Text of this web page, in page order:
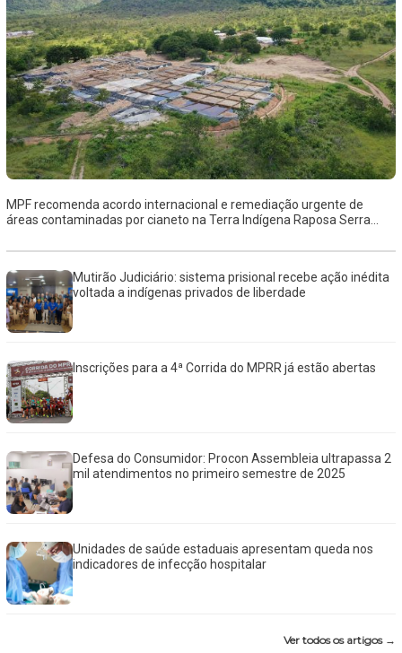
MPF recomenda acordo internacional e remediação urgente de
áreas contaminadas por cianeto na Terra Indígena Raposa Serra...
Mutirão Judiciário: sistema prisional recebe ação inédita
voltada a indígenas privados de liberdade
Inscrições para a 4ª Corrida do MPRR já estão abertas
Defesa do Consumidor: Procon Assembleia ultrapassa 2
mil atendimentos no primeiro semestre de 2025
Unidades de saúde estaduais apresentam queda nos
indicadores de infecção hospitalar
Ver todos os artigos →